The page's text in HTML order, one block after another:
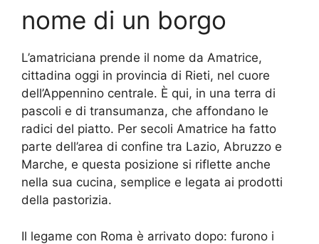
nome di un borgo
L’amatriciana prende il nome da Amatrice,
cittadina oggi in provincia di Rieti, nel cuore
dell’Appennino centrale. È qui, in una terra di
pascoli e di transumanza, che affondano le
radici del piatto. Per secoli Amatrice ha fatto
parte dell’area di confine tra Lazio, Abruzzo e
Marche, e questa posizione si riflette anche
nella sua cucina, semplice e legata ai prodotti
della pastorizia.
Il legame con Roma è arrivato dopo: furono i